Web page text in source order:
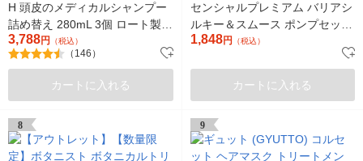
H 頭皮のメディカルシャンプー
詰め替え 280mL 3個 ロート製薬
ふけ・かゆみを防ぐ
3,788円 （税込）
（146）
カートに入れる
センシャルプレミアム バリアシ
ルキー＆スムース ポンプセット
各450ml ホワイトティー花王
1,848円 （税込）
カートに入れる
8 9